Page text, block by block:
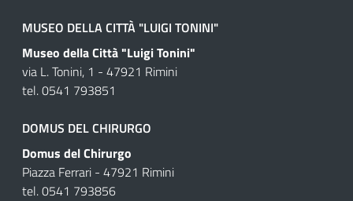
MUSEO DELLA CITTÀ "LUIGI TONINI"
Museo della Città "Luigi Tonini"
via L. Tonini, 1 - 47921 Rimini
tel. 0541 793851
DOMUS DEL CHIRURGO
Domus del Chirurgo
Piazza Ferrari - 47921 Rimini
tel. 0541 793856